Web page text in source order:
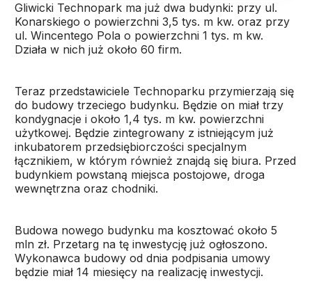
Gliwicki Technopark ma już dwa budynki: przy ul.
Konarskiego o powierzchni 3,5 tys. m kw. oraz przy
ul. Wincentego Pola o powierzchni 1 tys. m kw.
Działa w nich już około 60 firm.
Teraz przedstawiciele Technoparku przymierzają się
do budowy trzeciego budynku. Będzie on miał trzy
kondygnacje i około 1,4 tys. m kw. powierzchni
użytkowej. Będzie zintegrowany z istniejącym już
inkubatorem przedsiębiorczości specjalnym
łącznikiem, w którym również znajdą się biura. Przed
budynkiem powstaną miejsca postojowe, droga
wewnętrzna oraz chodniki.
Budowa nowego budynku ma kosztować około 5
mln zł. Przetarg na tę inwestycję już ogłoszono.
Wykonawca budowy od dnia podpisania umowy
będzie miał 14 miesięcy na realizację inwestycji.